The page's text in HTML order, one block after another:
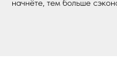
начнёте, тем больше